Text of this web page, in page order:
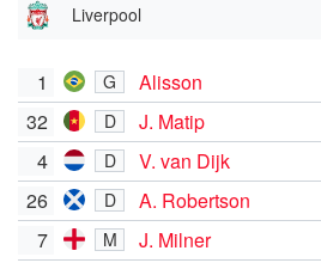
Liverpool
1 G
Alisson
32
D
J. Matip
4
D
V. van Dijk
26
D
A. Robertson
7
M J. Milner